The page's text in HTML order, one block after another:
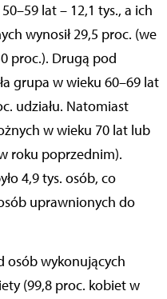
lat – 12,1 tys., a ich
wynosił 29,5 proc. (we
proc.). Drugą pod
grupa w wieku 60–69 lat
udziału. Natomiast
w wieku 70 lat lub
roku poprzednim).
4,9 tys. osób, co
uprawnionych do
osób wykonujących
(99,8 proc. kobiet w